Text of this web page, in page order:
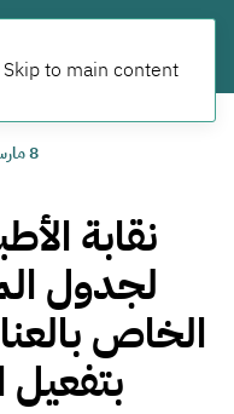
Skip to main content
8 مارس, 2023
نقابة
لجدول
الخاص
بتفعيل